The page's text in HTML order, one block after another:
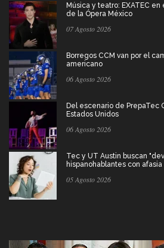
Música y teatro: EXATEC
de la Ópera México
07 Agosto 2026
Borregos CCM van por el
americano
06 Agosto 2026
Del escenario de PrepaTec
Estados Unidos
06 Agosto 2026
Tec y UT Austin buscan
hispanohablantes con afasia
05 Agosto 2026